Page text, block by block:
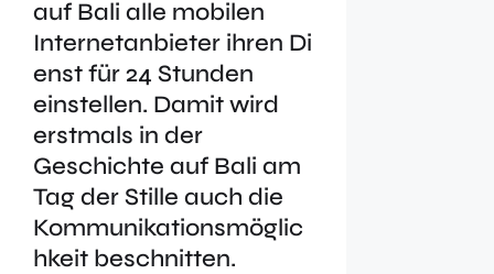
auf Bali alle mobilen
Internetanbieter ihren Di
enst für 24 Stunden
einstellen. Damit wird
erstmals in der
Geschichte auf Bali am
Tag der Stille auch die
Kommunikationsmöglic
hkeit beschnitten.